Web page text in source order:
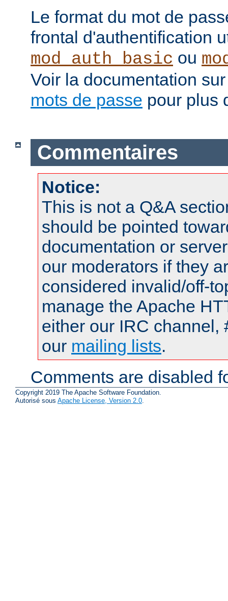
Le format du mot de
frontal d'authentification
mod_auth_basic ou
Voir la documentation
mots de passe pour plus
Commentaires
Notice:
This is not a Q&A
should be pointed
documentation or
our moderators if they
considered invalid/off-
manage the Apache
either our IRC channel,
our mailing lists.
Comments are disabled
Copyright 2019 The Apache Software Foundation.
Autorisé sous Apache License, Version 2.0.